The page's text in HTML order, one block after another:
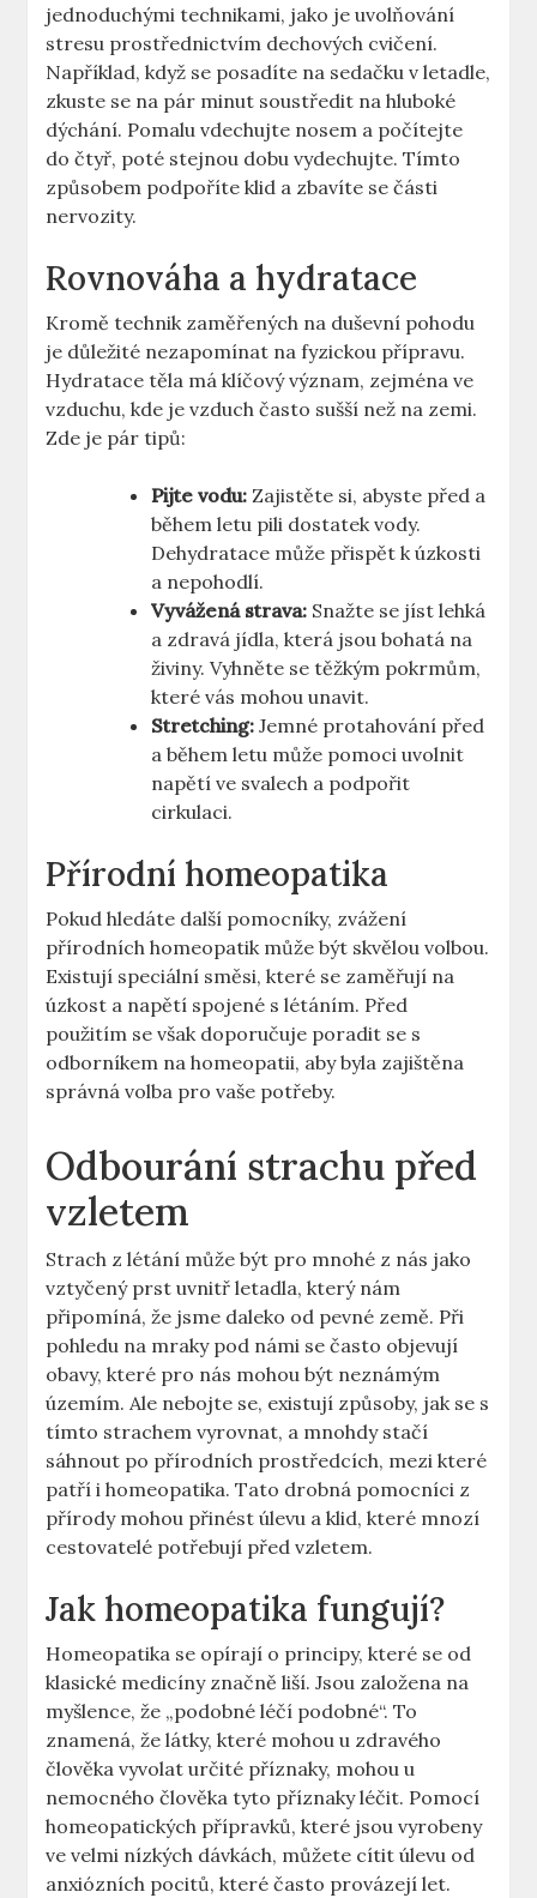
jednoduchými technikami, jako je uvolňování
stresu prostřednictvím dechových cvičení.
Například, když se posadíte na sedačku v letadle,
zkuste se na pár minut soustředit na hluboké
dýchání. Pomalu vdechujte nosem a počítejte
do čtyř, poté stejnou dobu vydechujte. Tímto
způsobem podpoříte klid a zbavíte se části
nervozity.
Rovnováha a hydratace
Kromě technik zaměřených na duševní pohodu
je důležité nezapomínat na fyzickou přípravu.
Hydratace těla má klíčový význam, zejména ve
vzduchu, kde je vzduch často sušší než na zemi.
Zde je pár tipů:
Pijte vodu: Zajistěte si, abyste před a
během letu pili dostatek vody.
Dehydratace může přispět k úzkosti
a nepohodlí.
Vyvážená strava: Snažte se jíst lehká
a zdravá jídla, která jsou bohatá na
živiny. Vyhněte se těžkým pokrmům,
které vás mohou unavit.
Stretching: Jemné protahování před
a během letu může pomoci uvolnit
napětí ve svalech a podpořit
cirkulaci.
Přírodní homeopatika
Pokud hledáte další pomocníky, zvážení
přírodních homeopatik může být skvělou volbou.
Existují speciální směsi, které se zaměřují na
úzkost a napětí spojené s létáním. Před
použitím se však doporučuje poradit se s
odborníkem na homeopatii, aby byla zajištěna
správná volba pro vaše potřeby.
Odbourání strachu před
vzletem
Strach z létání může být pro mnohé z nás jako
vztyčený prst uvnitř letadla, který nám
připomíná, že jsme daleko od pevné země. Při
pohledu na mraky pod námi se často objevují
obavy, které pro nás mohou být neznámým
územím. Ale nebojte se, existují způsoby, jak se s
tímto strachem vyrovnat, a mnohdy stačí
sáhnout po přírodních prostředcích, mezi které
patří i homeopatika. Tato drobná pomocníci z
přírody mohou přinést úlevu a klid, které mnozí
cestovatelé potřebují před vzletem.
Jak homeopatika fungují?
Homeopatika se opírají o principy, které se od
klasické medicíny značně liší. Jsou založena na
myšlence, že „podobné léčí podobné“. To
znamená, že látky, které mohou u zdravého
člověka vyvolat určité příznaky, mohou u
nemocného člověka tyto příznaky léčit. Pomocí
homeopatických přípravků, které jsou vyrobeny
ve velmi nízkých dávkách, můžete cítit úlevu od
anxiózních pocitů, které často provázejí let.